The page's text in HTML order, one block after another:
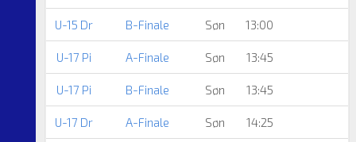
U-15 Dr B-Finale Søn 13:00
U-17 Pi A-Finale Søn 13:45
U-17 Pi B-Finale Søn 13:45
U-17 Dr A-Finale Søn 14:25